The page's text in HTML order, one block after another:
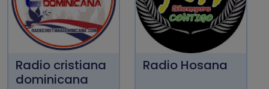
Radio cristiana
dominicana
Radio Hosana